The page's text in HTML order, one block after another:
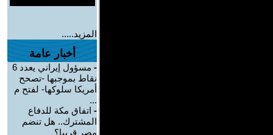
المزيد.....
أخبار عامة
-
مسؤول إيراني يعدد 6
نقاط بموجبها -تصحح
أمريكا سلوكها- لفتح م
...
- اتفاق مكة للدفاع
المشترك.. هل تنضم
مصر قريبا؟